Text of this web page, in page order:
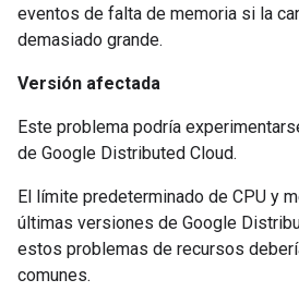
eventos de falta de memoria si la
demasiado grande.
Versión afectada
Este problema podría
de Google Distributed Cloud.
El límite predeterminado de CPU y
últimas versiones de Google
estos problemas de recursos
comunes.